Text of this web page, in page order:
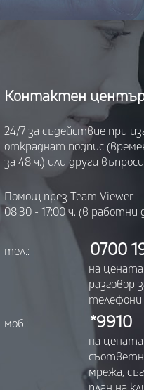
Контактен
24/7 за съдействие при
откраднат подпис
за 48 ч.) или други въпроси
Помощ през Team Viewer
08:30 - 17:00 ч. (в работни
тел.: 0700
на цената
разговор
телефони
моб.:
*9910
на цената
мрежа,